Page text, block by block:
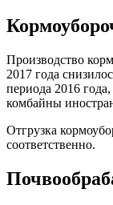
Производство
2017 года
периода 2016
комбайны
Отгрузка
соответственно.